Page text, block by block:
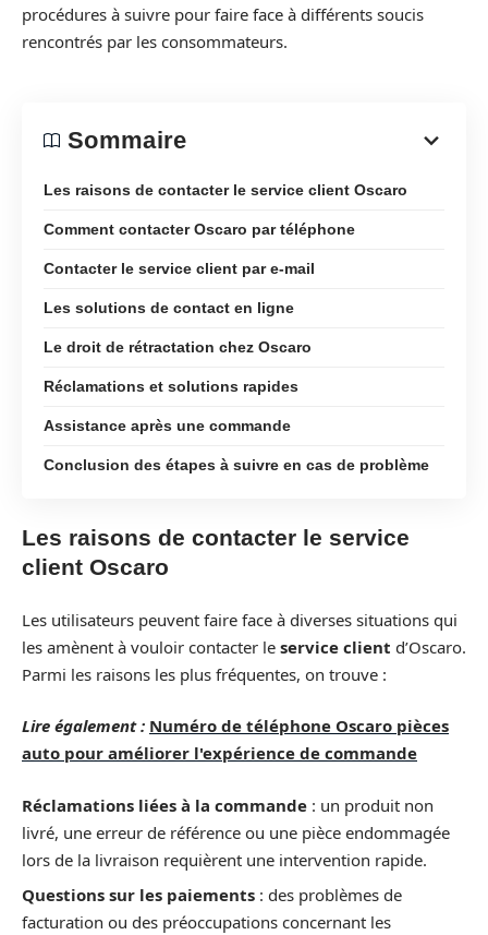
procédures à suivre pour faire face à différents soucis
rencontrés par les consommateurs.
Sommaire
Les raisons de contacter le service client Oscaro
Comment contacter Oscaro par téléphone
Contacter le service client par e-mail
Les solutions de contact en ligne
Le droit de rétractation chez Oscaro
Réclamations et solutions rapides
Assistance après une commande
Conclusion des étapes à suivre en cas de problème
Les raisons de contacter le service
client Oscaro
Les utilisateurs peuvent faire face à diverses situations qui
les amènent à vouloir contacter le service client d’Oscaro.
Parmi les raisons les plus fréquentes, on trouve :
Lire également : Numéro de téléphone Oscaro pièces
auto pour améliorer l'expérience de commande
Réclamations liées à la commande : un produit non
livré, une erreur de référence ou une pièce endommagée
lors de la livraison requièrent une intervention rapide.
Questions sur les paiements : des problèmes de
facturation ou des préoccupations concernant les